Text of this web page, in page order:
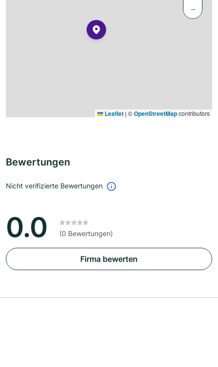
−
Leaflet | ©OpenStreetMapcontributors
Bewertungen
Nicht verifizierte Bewertungen
0.0 (0 Bewertungen)
Firma bewerten